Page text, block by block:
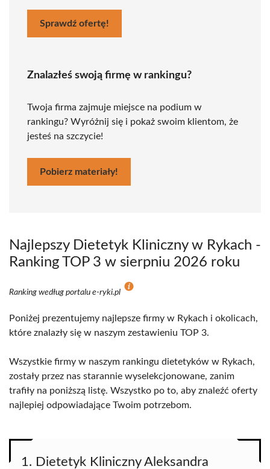
Sprawdź ofertę!
Znalazłeś swoją firmę w rankingu?
Twoja firma zajmuje miejsce na podium w
rankingu? Wyróżnij się i pokaż swoim klientom, że
jesteś na szczycie!
Pobierz materiały!
Najlepszy Dietetyk Kliniczny w Rykach -
Ranking TOP 3 w sierpniu 2026 roku
Ranking według portalu e-ryki.pl
Poniżej prezentujemy najlepsze firmy w Rykach i okolicach,
które znalazły się w naszym zestawieniu TOP 3.
Wszystkie firmy w naszym rankingu dietetyków w Rykach,
zostały przez nas starannie wyselekcjonowane, zanim
trafiły na poniższą listę. Wszystko po to, aby znaleźć oferty
najlepiej odpowiadające Twoim potrzebom.
1. Dietetyk Kliniczny Aleksandra